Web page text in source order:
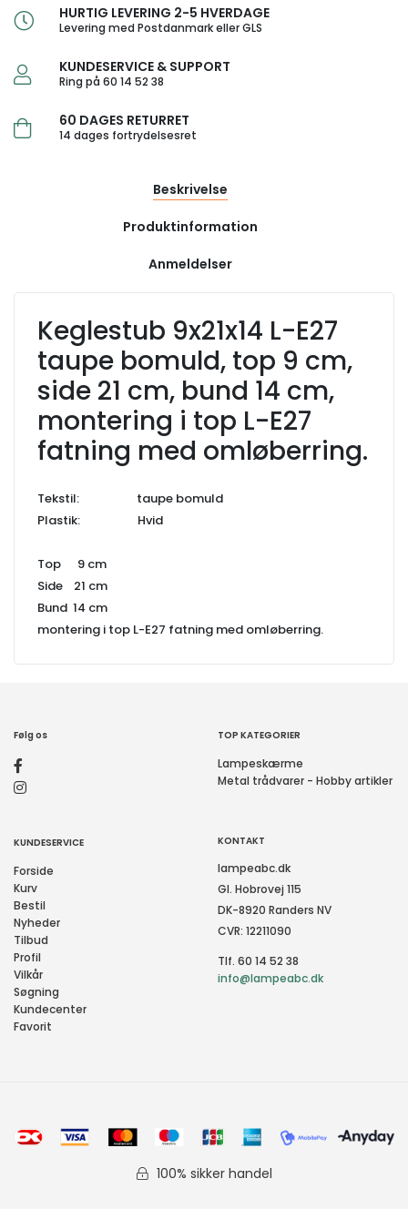
HURTIG LEVERING 2-5 HVERDAGE
Levering med Postdanmark eller GLS
KUNDESERVICE & SUPPORT
Ring på 60 14 52 38
60 DAGES RETURRET
14 dages fortrydelsesret
Beskrivelse
Produktinformation
Anmeldelser
Keglestub 9x21x14 L-E27
taupe bomuld, top 9 cm,
side 21 cm, bund 14 cm,
montering i top L-E27
fatning med omløberring.
Tekstil: taupe bomuld
Plastik: Hvid
Top 9 cm
Side 21 cm
Bund 14 cm
montering i top L-E27 fatning med omløberring.
Følg os TOP KATEGORIER
Lampeskærme
Metal trådvarer - Hobby artikler
KUNDESERVICE
Forside
Kurv
Bestil
Nyheder
Tilbud
Profil
Vilkår
Søgning
Kundecenter
Favorit
KONTAKT
lampeabc.dk
Gl. Hobrovej 115
DK-8920 Randers NV
CVR: 12211090
Tlf. 60 14 52 38
info@lampeabc.dk
100% sikker handel